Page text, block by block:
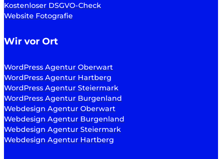
Kostenloser DSGVO-Check
Website Fotografie
Wir vor Ort
WordPress Agentur Oberwart
WordPress Agentur Hartberg
WordPress Agentur Steiermark
WordPress Agentur Burgenland
Webdesign Agentur Oberwart
Webdesign Agentur Burgenland
Webdesign Agentur Steiermark
Webdesign Agentur Hartberg